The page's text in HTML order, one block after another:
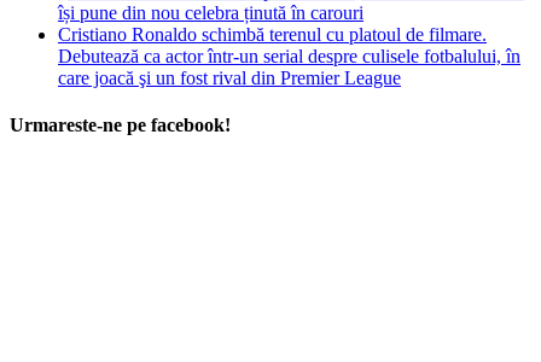
își pune din nou celebra ținută în carouri
Cristiano Ronaldo schimbă terenul cu platoul de filmare.
Debutează ca actor într-un serial despre culisele fotbalului, în
care joacă şi un fost rival din Premier League
Urmareste-ne pe facebook!